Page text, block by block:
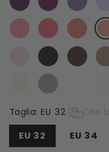
Taglia:EU 32 ( Che
EU 32 EU 34